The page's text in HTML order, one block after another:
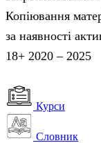
Копіювання
за наявності
18+ 2020 – 2025
Курси
Словник